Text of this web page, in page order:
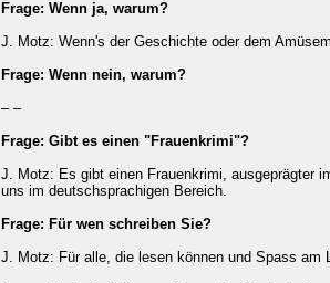
Frage: Wenn ja, warum?
J. Motz: Wenn's der Geschichte oder dem
Frage: Wenn nein, warum?
– –
Frage: Gibt es einen "Frauenkrimi"?
J. Motz: Es gibt einen Frauenkrimi, ausgeprägter
uns im deutschsprachigen Bereich.
Frage: Für wen schreiben Sie?
J. Motz: Für alle, die lesen können und Spass am